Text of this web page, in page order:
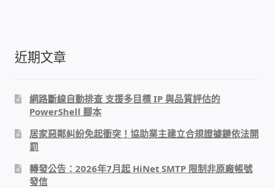
監視器DIY
監視器租賃方案
防盜保全-安防設備
昇銳電子(HI SHARP)智慧科技
覽
近期文章
網路斷線自動排查 支援多目標 IP 與品質評估的
PowerShell 腳本
居家惡鄰糾紛免起衝突！協助業主建立合規證據鏈依法開
罰
轉發公告：2026年7月起 HiNet SMTP 限制非原廠帳號
發信